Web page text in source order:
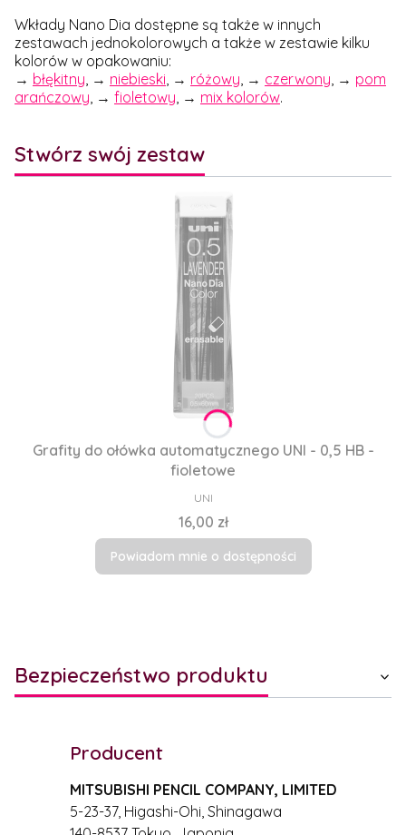
Wkłady Nano Dia dostępne są także w innych
zestawach jednokolorowych a także w zestawie kilku
kolorów w opakowaniu:
→ błękitny, → niebieski, → różowy, → czerwony, → pom
arańczowy, → fioletowy, → mix kolorów.
Stwórz swój zestaw
Grafity do ołówka automatycznego UNI - 0,5 HB -
fioletowe
PRODUCENT
UNI
Cena
16,00 zł
Powiadom mnie o dostępności
Bezpieczeństwo produktu
Producent
MITSUBISHI PENCIL COMPANY, LIMITED
5-23-37, Higashi-Ohi, Shinagawa